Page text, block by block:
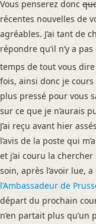
OAI Id: DE-1a-
Classification
Number of Pages:
Format: 22,9 x 18,2
Language
French
Sanskrit
Editors
Förtig, Christina
Hanneder, Jürgen
Stieglitz, Clara
Varwig, Olivia
Vous penserez donc
récentes nouvelles de
agréables. J’ai tant de
répondre qu’il n’y a
temps de tout vous
fois, ainsi donc je
plus pressé pour vous
sur ce que je n’aurais
J’ai reçu avant hier
l’avis de la poste qui
et j’ai couru la
soin, après l’avoir lue,
l’Ambassadeur de
départ du prochain
n’en partait plus qu’un